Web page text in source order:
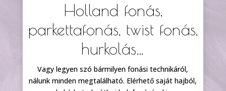
Holland fonás,
parkettafonás, twist fonás,
hurkolás…
Vagy legyen szó bármilyen fonási technikáról,
nálunk minden megtalálható. Elérhető saját hajból,